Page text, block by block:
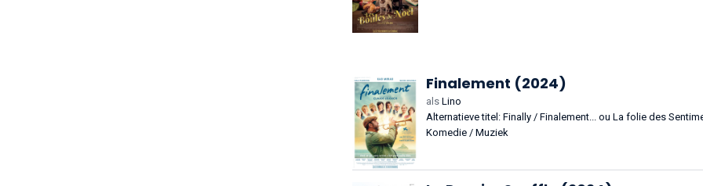
Finalement (2024)
als Lino
Alternatieve titel: Finally / Finalement... ou La folie des
Komedie / Muziek